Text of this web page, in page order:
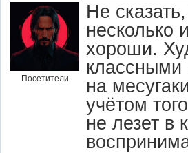
Посетители
Не
несколько
хороши.
классными
на
учётом
не лезет в